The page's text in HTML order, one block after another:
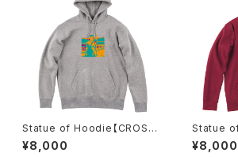
Statue of Hoodie【CROSSJ
AM】
¥8,000
Statue of
AM】
¥8,000